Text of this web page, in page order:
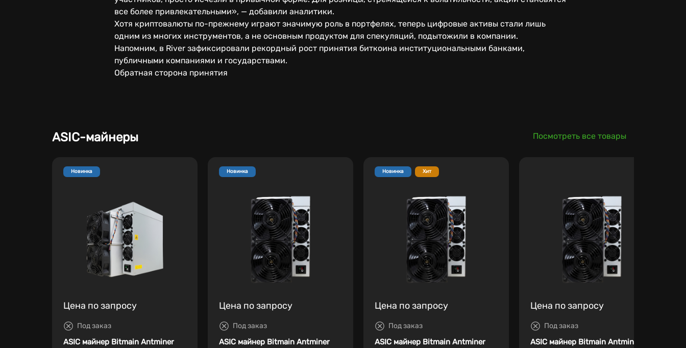
все более привлекательными», — добавили аналитики.
Хотя криптовалюты по-прежнему играют значимую роль в портфелях, теперь цифровые активы стали лишь
одним из многих инструментов, а не основным продуктом для спекуляций, подытожили в компании.
Напомним, в River зафиксировали рекордный рост принятия биткоина институциональными банками,
публичными компаниями и государствами.
Обратная сторона принятия
ASIC-майнеры Посмотреть все товары
Новинка
Цена по запросу
Под заказ
ASIC майнер Bitmain Antminer
Новинка
Цена по запросу
Под заказ
ASIC майнер Bitmain Antminer
Новинка Хит
Цена по запросу
Под заказ
ASIC майнер Bitmain Antminer
Цена по запросу
Под заказ
ASIC майнер Bitmain Antminer